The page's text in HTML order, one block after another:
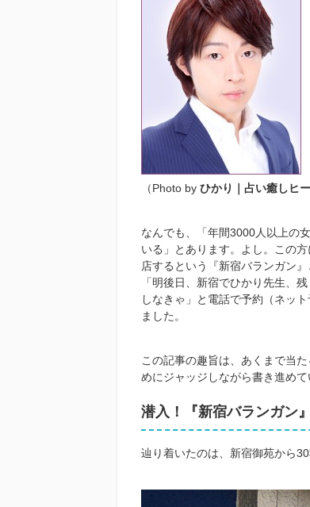
（Photo by ひかり｜占い癒しヒ
なんでも、「年間3000人以上の
いる」とあります。よし。この
店するという『新宿バランガン
「明後日、新宿でひかり先生、
しなきゃ」と電話で予約（ネッ
ました。
この記事の趣旨は、あくまで当
めにジャッジしながら書き進めて
潜入！『新宿バランガン
辿り着いたのは、新宿御苑から30